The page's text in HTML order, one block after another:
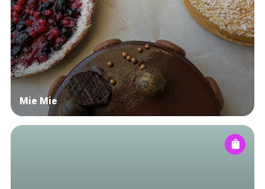
Mie Mie